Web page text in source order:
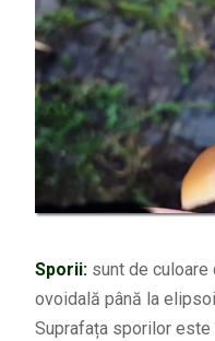
Sporii:sunt de culoare
ovoidală până la
Suprafața sporilor